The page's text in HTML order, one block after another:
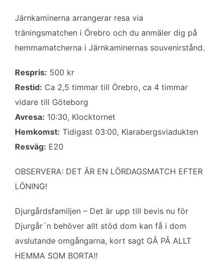
Järnkaminerna arrangerar resa via
träningsmatchen i Örebro och du anmäler dig på
hemmamatcherna i Järnkaminernas souvenirstånd.
Respris: 500 kr
Restid: Ca 2,5 timmar till Örebro, ca 4 timmar
vidare till Göteborg
Avresa: 10:30, Klocktornet
Hemkomst: Tidigast 03:00, Klarabergsviadukten
Resväg: E20
OBSERVERA: DET ÄR EN LÖRDAGSMATCH EFTER
LÖNING!
Djurgårdsfamiljen – Det är upp till bevis nu för
Djurgår´n behöver allt stöd dom kan få i dom
avslutande omgångarna, kort sagt GÅ PÅ ALLT
HEMMA SOM BORTA!!